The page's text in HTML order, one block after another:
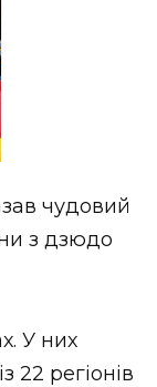
чудовий
з дзюдо
У них
22 регіонів